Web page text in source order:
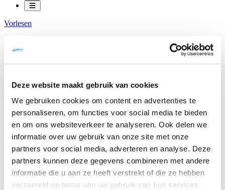
Deze website maakt gebruik van cookies
We gebruiken cookies om content en advertenties te
personaliseren, om functies voor social media te bieden
en om ons websiteverkeer te analyseren. Ook delen we
informatie over uw gebruik van onze site met onze
partners voor social media, adverteren en analyse. Deze
partners kunnen deze gegevens combineren met andere
informatie die u aan ze heeft verstrekt of die ze hebben
verzameld op basis van uw gebruik van hun services.
Vorlesen
Legst du auch einen Dachziegel auf das Commandeurshuis?!
Nach Jahren, in denen es Wind und Wetter ausgesetzt war, lässt uns
das Dach des Kommandantenhauses buchstäblich im Stich. Das
Dach ist undicht, die derzeitigen Dachziegel sind abgenutzt und eine
ordentliche Dämmung fehlt noch gänzlich.
Spende hier
Contact
Steun ons
Vorlesen